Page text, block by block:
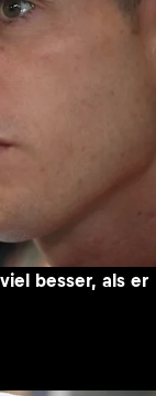
besser, als er